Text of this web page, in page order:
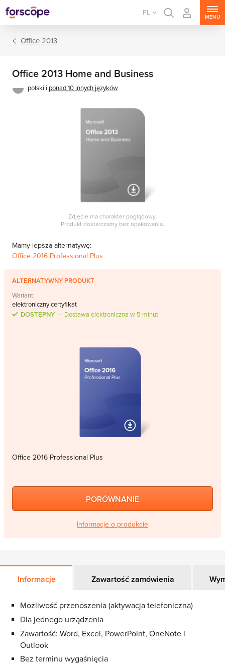
PL
MENU
Office 2013
Office 2013 Home and Business
polski i ponad 10 innych języków
Zdjęcie ma charakter poglądowy.
Produkt dostarczamy bez opakowania.
Mamy lepszą alternatywę:
Office 2016 Professional Plus
ALTERNATYWNY PRODUKT
Wariant:
elektroniczny certyfikat
DOSTĘPNY
Dostawa elektroniczna w 5 minut
Office 2016 Professional Plus
PORÓWNANIE
Informacje o produkcie
Informacje Zawartość zamówienia
Możliwość przenoszenia (aktywacja telefoniczna)
Dla jednego urządzenia
Zawartość: Word, Excel, PowerPoint, OneNote i
Outlook
Bez terminu wygaśnięcia